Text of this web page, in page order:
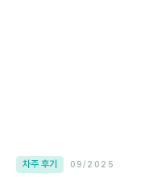
차주 후기 09/2025